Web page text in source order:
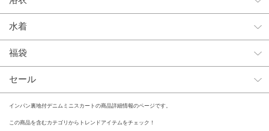
水着
福袋
セール
インパン裏地付デニムミニスカートの商品詳細情報のページです。
この商品を含むカテゴリからトレンドアイテムをチェック！